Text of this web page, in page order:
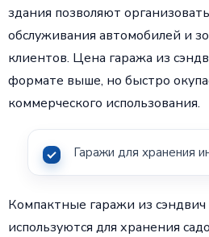
здания позволяют
обслуживания автомобилей и
клиентов. Цена гаража из
формате выше, но быстро
коммерческого использования.
Гаражи для хранения
Компактные гаражи из сэндвич
используются для хранения